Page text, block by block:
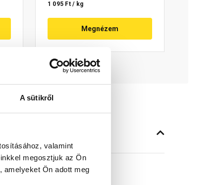
A sütikről
valamint
megosztjuk az Ön
amelyeket Ön adott meg
1 095 Ft / kg
Megnézem